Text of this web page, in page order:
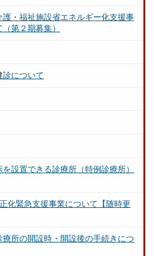
・福祉施設省エネルギー化支援事
第２期募集）
診について
設置できる診療所（特例診療所）
化緊急支援事業について【随時更
所の開設時・開設後の手続きにつ